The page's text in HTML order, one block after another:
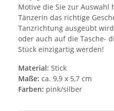
Motive die Sie zur Auswahl
Tänzerin das richtige
Tanzrichtung ausgeübt
oder auch auf die Tasche-
Stück einzigartig werden!
Material: Stick
Maße: ca. 9,9 x 5,7 cm
Farben: pink/silber